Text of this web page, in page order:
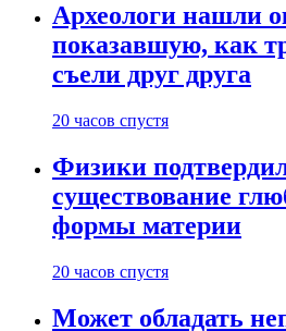
Археологи нашли
показавшую, как
съели друг друга
20 часов спустя
Физики
существование
формы материи
20 часов спустя
Может обладать